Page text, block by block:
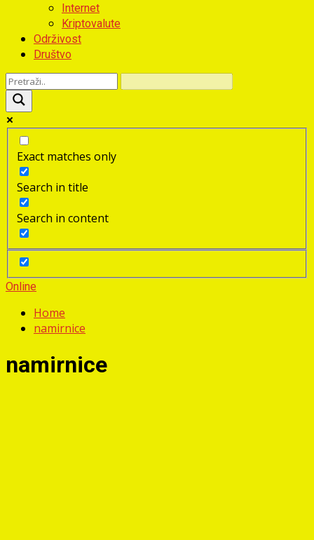
Internet
Kriptovalute
Održivost
Društvo
Exact matches only
Search in title
Search in content
Online
Home
namirnice
namirnice